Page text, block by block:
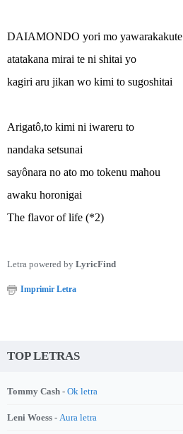
DAIAMONDO yori mo yawarakakute
atatakana mirai te ni shitai yo
kagiri aru jikan wo kimi to sugoshitai
Arigatô,to kimi ni iwareru to
nandaka setsunai
sayônara no ato mo tokenu mahou
awaku horonigai
The flavor of life (*2)
Letra powered by LyricFind
Imprimir Letra
TOP LETRAS
Tommy Cash - Ok letra
Leni Woess - Aura letra